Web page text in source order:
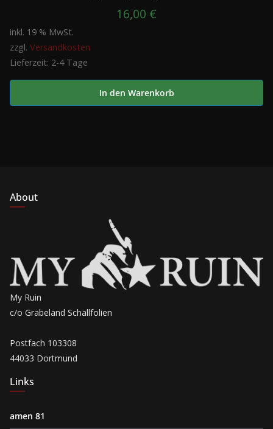
16,00 €
inkl. 19 % MwSt.
zzgl. Versandkosten
Lieferzeit: 2-4 Tage
In den Warenkorb
About
My Ruin
c/o Grabeland Schallfolien
Postfach 103308
44033 Dortmund
Links
amen 81